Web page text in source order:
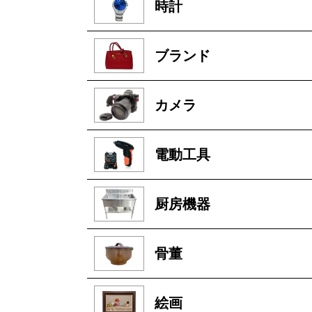
時計
ブランド
カメラ
電動工具
厨房機器
骨董
絵画